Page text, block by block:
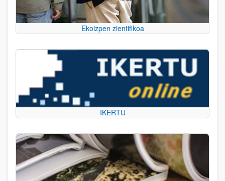
Ekoizpen zientifikoa
IKERTU